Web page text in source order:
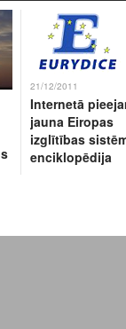
21/12/2011
Internetā
jauna Eiropas
izglītības
enciklopēdija